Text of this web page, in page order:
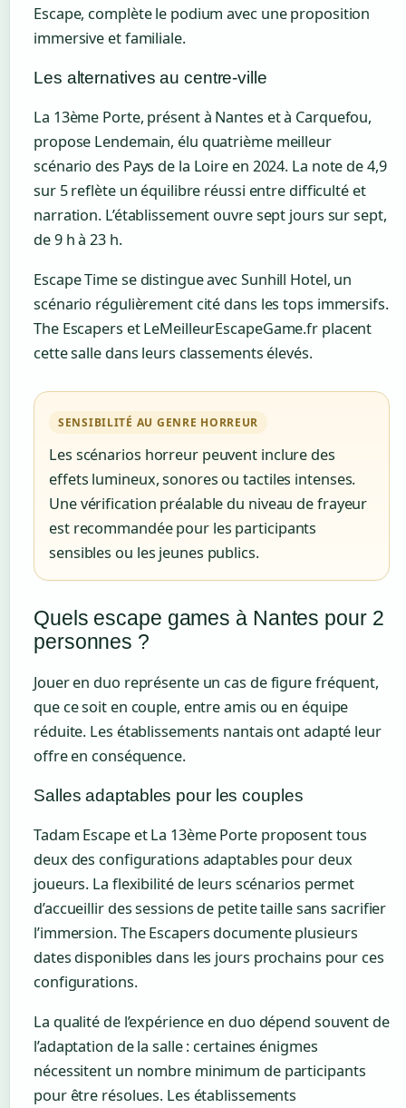
Escape, complète le podium avec une proposition
immersive et familiale.
Les alternatives au centre-ville
La 13ème Porte, présent à Nantes et à Carquefou,
propose Lendemain, élu quatrième meilleur
scénario des Pays de la Loire en 2024. La note de 4,9
sur 5 reflète un équilibre réussi entre difficulté et
narration. L’établissement ouvre sept jours sur sept,
de 9 h à 23 h.
Escape Time se distingue avec Sunhill Hotel, un
scénario régulièrement cité dans les tops immersifs.
The Escapers et LeMeilleurEscapeGame.fr placent
cette salle dans leurs classements élevés.
SENSIBILITÉ AU GENRE HORREUR
Les scénarios horreur peuvent inclure des
effets lumineux, sonores ou tactiles intenses.
Une vérification préalable du niveau de frayeur
est recommandée pour les participants
sensibles ou les jeunes publics.
Quels escape games à Nantes pour 2
personnes ?
Jouer en duo représente un cas de figure fréquent,
que ce soit en couple, entre amis ou en équipe
réduite. Les établissements nantais ont adapté leur
offre en conséquence.
Salles adaptables pour les couples
Tadam Escape et La 13ème Porte proposent tous
deux des configurations adaptables pour deux
joueurs. La flexibilité de leurs scénarios permet
d’accueillir des sessions de petite taille sans sacrifier
l’immersion. The Escapers documente plusieurs
dates disponibles dans les jours prochains pour ces
configurations.
La qualité de l’expérience en duo dépend souvent de
l’adaptation de la salle : certaines énigmes
nécessitent un nombre minimum de participants
pour être résolues. Les établissements